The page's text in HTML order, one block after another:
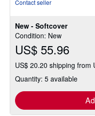
New - Softcover
Condition: New
US$ 55.96
US$ 20.20 shipping from
Quantity: 5 available
of
5
stars
Contact seller